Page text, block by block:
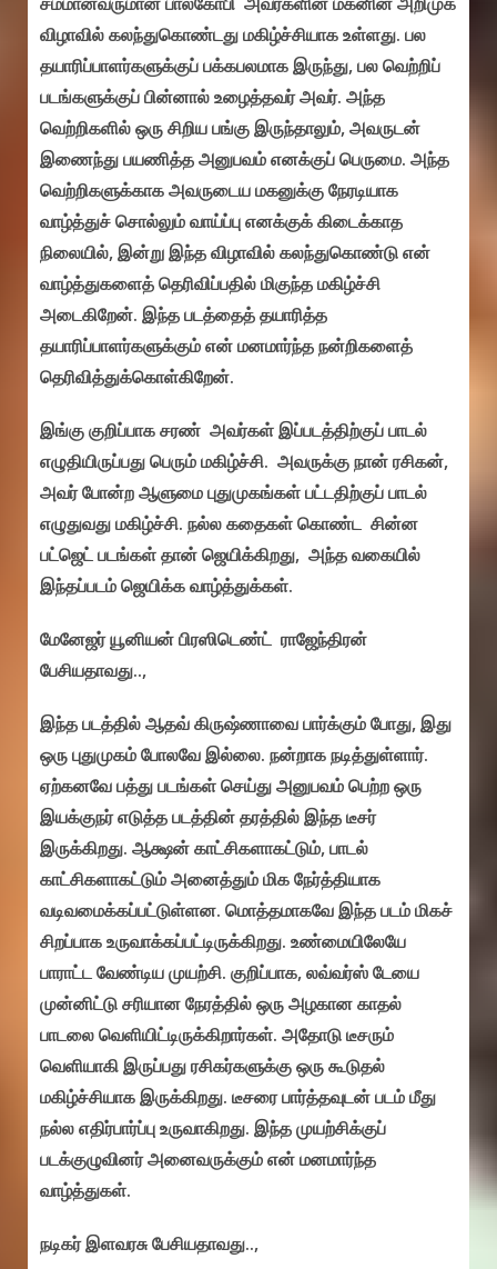
விழாவில் கலந்துகொண்டது மகிழ்ச்சியாக உள்ளது. பல
தயாரிப்பாளர்களுக்குப் பக்கபலமாக இருந்து, பல வெற்றிப்
படங்களுக்குப் பின்னால் உழைத்தவர் அவர். அந்த
வெற்றிகளில் ஒரு சிறிய பங்கு இருந்தாலும், அவருடன்
இணைந்து பயணித்த அனுபவம் எனக்குப் பெருமை. அந்த
வெற்றிகளுக்காக அவருடைய மகனுக்கு நேரடியாக
வாழ்த்துச் சொல்லும் வாய்ப்பு எனக்குக் கிடைக்காத
நிலையில், இன்று இந்த விழாவில் கலந்துகொண்டு என்
வாழ்த்துகளைத் தெரிவிப்பதில் மிகுந்த மகிழ்ச்சி
அடைகிறேன். இந்த படத்தைத் தயாரித்த
தயாரிப்பாளர்களுக்கும் என் மனமார்ந்த நன்றிகளைத்
தெரிவித்துக்கொள்கிறேன்.
இங்கு குறிப்பாக சரண் அவர்கள் இப்படத்திற்குப் பாடல்
எழுதியிருப்பது பெரும் மகிழ்ச்சி. அவருக்கு நான் ரசிகன்,
அவர் போன்ற ஆளுமை புதுமுகங்கள் பட்டதிற்குப் பாடல்
எழுதுவது மகிழ்ச்சி. நல்ல கதைகள் கொண்ட சின்ன
பட்ஜெட் படங்கள் தான் ஜெயிக்கிறது, அந்த வகையில்
இந்தப்படம் ஜெயிக்க வாழ்த்துக்கள்.
மேனேஜர் யூனியன் பிரஸிடெண்ட் ராஜேந்திரன்
பேசியதாவது..,
இந்த படத்தில் ஆதவ் கிருஷ்ணாவை பார்க்கும் போது, இது
ஒரு புதுமுகம் போலவே இல்லை. நன்றாக நடித்துள்ளார்.
ஏற்கனவே பத்து படங்கள் செய்து அனுபவம் பெற்ற ஒரு
இயக்குநர் எடுத்த படத்தின் தரத்தில் இந்த டீசர்
இருக்கிறது. ஆக்ஷன் காட்சிகளாகட்டும், பாடல்
காட்சிகளாகட்டும் அனைத்தும் மிக நேர்த்தியாக
வடிவமைக்கப்பட்டுள்ளன. மொத்தமாகவே இந்த படம் மிகச்
சிறப்பாக உருவாக்கப்பட்டிருக்கிறது. உண்மையிலேயே
பாராட்ட வேண்டிய முயற்சி. குறிப்பாக, லவ்வர்ஸ் டேயை
முன்னிட்டு சரியான நேரத்தில் ஒரு அழகான காதல்
பாடலை வெளியிட்டிருக்கிறார்கள். அதோடு டீசரும்
வெளியாகி இருப்பது ரசிகர்களுக்கு ஒரு கூடுதல்
மகிழ்ச்சியாக இருக்கிறது. டீசரை பார்த்தவுடன் படம் மீது
நல்ல எதிர்பார்ப்பு உருவாகிறது. இந்த முயற்சிக்குப்
படக்குழுவினர் அனைவருக்கும் என் மனமார்ந்த
வாழ்த்துகள்.
நடிகர் இளவரசு பேசியதாவது..,